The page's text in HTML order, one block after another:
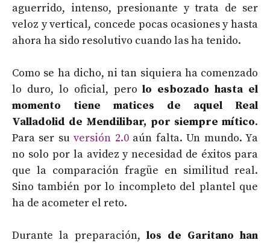
aguerrido, intenso, presionante y trata de ser
veloz y vertical, concede pocas ocasiones y hasta
ahora ha sido resolutivo cuando las ha tenido.
Como se ha dicho, ni tan siquiera ha comenzado
lo duro, lo oficial, pero lo esbozado hasta el
momento tiene matices de aquel Real
Valladolid de Mendilibar, por siempre mítico.
Para ser suversión 2.0aún falta. Un mundo. Ya
no solo por la avidez y necesidad de éxitos para
que la comparación fragüe en similitud real.
Sino también por lo incompleto del plantel que
ha de acometer el reto.
Durante la preparación, los de Garitano han